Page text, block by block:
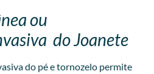
ou
do Joanete
do pé e tornozelo permite